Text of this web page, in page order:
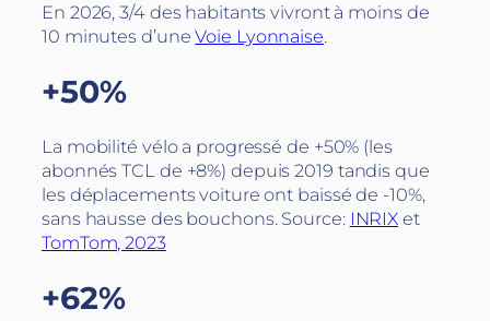
En 2026, 3/4 des habitants vivront à moins de
10 minutes d’uneVoie Lyonnaise.
+50%
La mobilité vélo a progressé de +50% (les
abonnés TCL de +8%) depuis 2019 tandis que
les déplacements voiture ont baissé de -10%,
sans hausse des bouchons. Source: INRIX et
TomTom, 2023
+62%